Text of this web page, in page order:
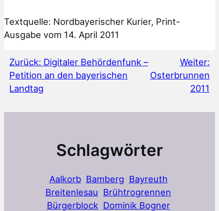
Textquelle: Nordbayerischer Kurier, Print-
Ausgabe vom 14. April 2011
Zurück: Digitaler Behördenfunk –
Petition an den bayerischen
Landtag
Weiter:
Osterbrunnen
2011
Schlagwörter
Aalkorb Bamberg Bayreuth
Breitenlesau Brühtrogrennen
Bürgerblock Dominik Bogner